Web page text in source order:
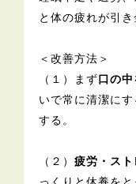
と体の疲れが引
＜改善方法＞
（１）まず口の
いで常に清潔に
する。
（２）疲労・ス